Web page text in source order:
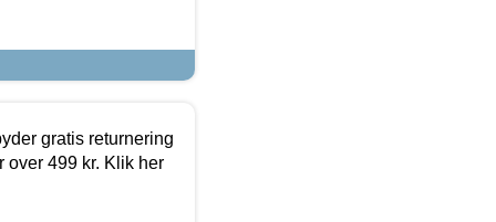
gratis returnering
over 499 kr. Klik her